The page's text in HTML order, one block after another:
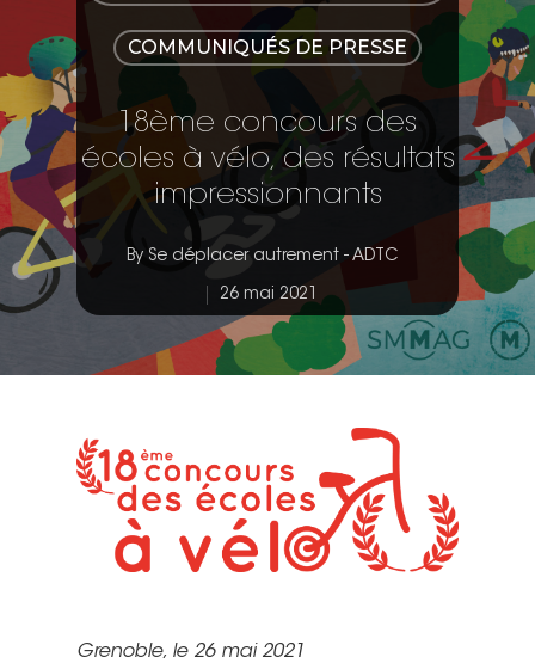
COMMUNIQUÉS DE PRESSE
18ème concours des
écoles à vélo, des résultats
impressionnants
By Se déplacer autrement - ADTC
26 mai 2021
Grenoble, le 26 mai 2021